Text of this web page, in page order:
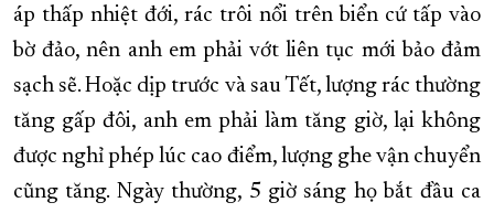
áp thấp nhiệt đới, rác trôi nổi trên biển cứ tấp vào
bờ đảo, nên anh em phải vớt liên tục mới bảo đảm
sạch sẽ. Hoặc dịp trước và sau Tết, lượng rác thường
tăng gấp đôi, anh em phải làm tăng giờ, lại không
được nghỉ phép lúc cao điểm, lượng ghe vận chuyển
cũng tăng. Ngày thường, 5 giờ sáng họ bắt đầu ca